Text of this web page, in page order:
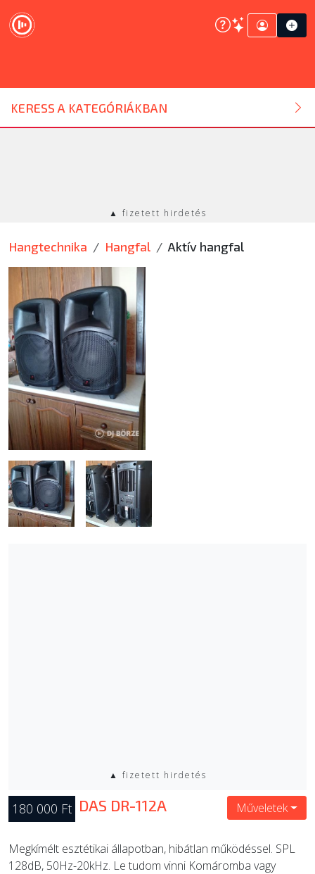
KERESS A KATEGÓRIÁKBAN
DJ ESZKÖZ
HANGTECHNIKA
EGYÉB
SZOLGÁLTATÁSOK
ÚJ TERMÉKEK
▲ fizetett hirdetés
Hangtechnika Hangfal Aktív hangfal
▲ fizetett hirdetés
180 000 Ft DAS DR-112A Műveletek
Megkímélt esztétikai állapotban, hibátlan működéssel. SPL
128dB, 50Hz-20kHz. Le tudom vinni Komáromba vagy